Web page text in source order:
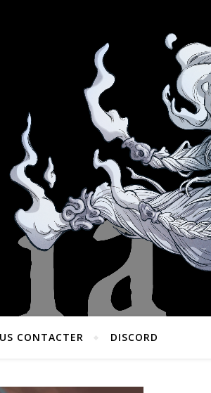
CONTACTER DISCORD